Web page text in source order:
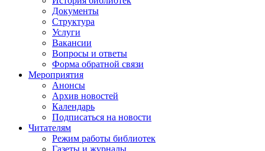
Документы
Структура
Услуги
Вакансии
Вопросы и ответы
Форма обратной связи
Мероприятия
Анонсы
Архив новостей
Календарь
Подписаться на новости
Читателям
Режим работы библиотек
Газеты и журналы